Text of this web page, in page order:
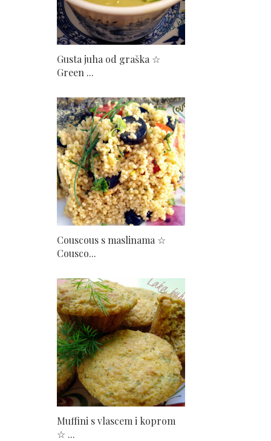
Gusta juha od graška ☆
Green ...
Couscous s maslinama ☆
Cousco...
Muffini s vlascem i koprom
☆ ...